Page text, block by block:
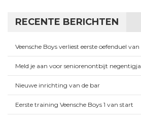
RECENTE BERICHTEN
Veensche Boys verliest eerste oefenduel
Meld je aan voor seniorenontbijt
Nieuwe inrichting van de bar
Eerste training Veensche Boys 1 van start